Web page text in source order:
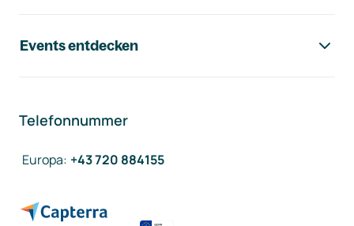
Events entdecken
Telefonnummer
Europa: +43 720 884155